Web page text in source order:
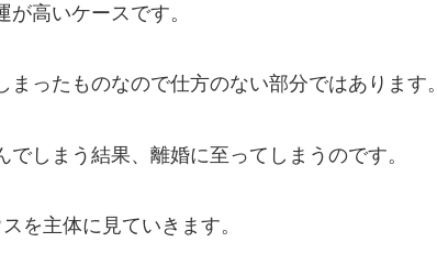
高いケースです。
まったものなので仕方のない部分ではあります。
でしまう結果、離婚に至ってしまうのです。
を主体に見ていきます。